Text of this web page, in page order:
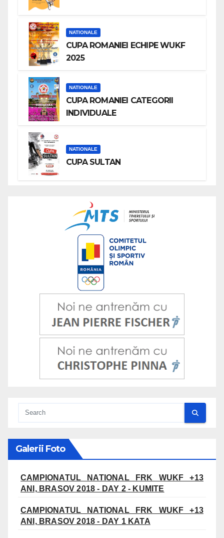
NATIONALE
CUPA ROMANIEI ECHIPE WUKF
2025
NATIONALE
CUPA ROMANIEI CATEGORII
INDIVIDUALE
NATIONALE
CUPA SULTAN
Galerii Foto
CAMPIONATUL NATIONAL FRK WUKF +13
ANI, BRASOV 2018 - DAY 2 - KUMITE
CAMPIONATUL NATIONAL FRK WUKF +13
ANI, BRASOV 2018 - DAY 1 KATA